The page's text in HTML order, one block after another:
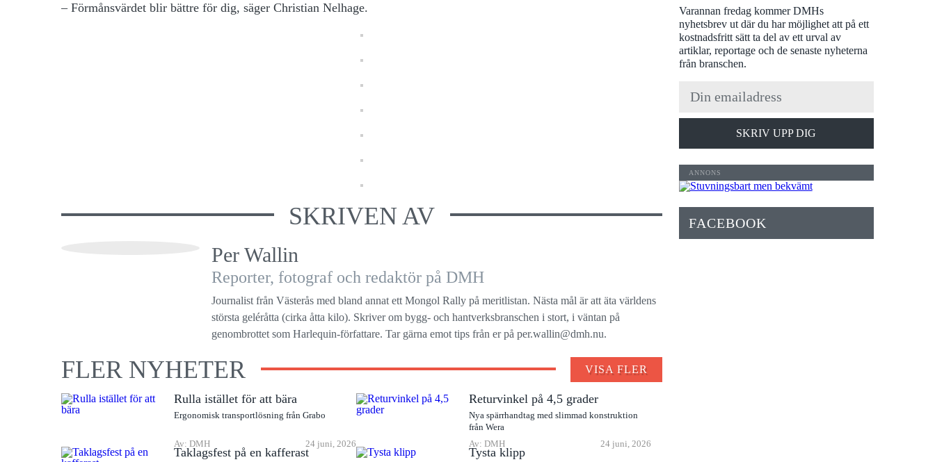
– Förmånsvärdet blir bättre för dig, säger Christian Nelhage.
SKRIVEN AV
Per Wallin
Reporter, fotograf och redaktör på DMH
Journalist från Västerås med bland annat ett Mongol Rally på meritlistan. Nästa mål är att äta världens
största geléråtta (cirka åtta kilo). Skriver om bygg- och hantverksbranschen i stort, i väntan på
genombrottet som Harlequin-författare. Tar gärna emot tips från er på per.wallin@dmh.nu.
FLER NYHETER VISA FLER
Rulla istället för att bära
Ergonomisk transportlösning från Grabo
Av: DMH 24 juni, 2026
Returvinkel på 4,5 grader
Nya spärrhandtag med slimmad konstruktion
från Wera
Av: DMH
24 juni, 2026
Taklagsfest på en kafferast Tysta klipp
Varannan fredag kommer DMHs
nyhetsbrev ut där du har möjlighet att på ett
kostnadsfritt sätt ta del av ett urval av
artiklar, reportage och de senaste nyheterna
från branschen.
SKRIV UPP DIG
FACEBOOK